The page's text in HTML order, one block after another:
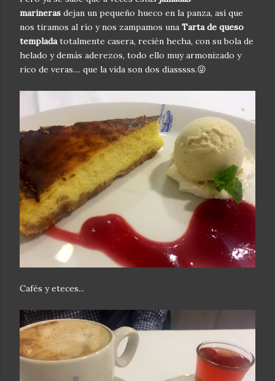
marineras dejan un pequeño hueco en la panza, así que
nos tiramos al río y nos zampamos una Tarta de queso
templadatotalmente casera, recién hecha, con su bola de
helado y demás aderezos, todo ello muy armonizado y
rico de veras.... que la vida son dos diasssss.😜
Cafés y eteces...